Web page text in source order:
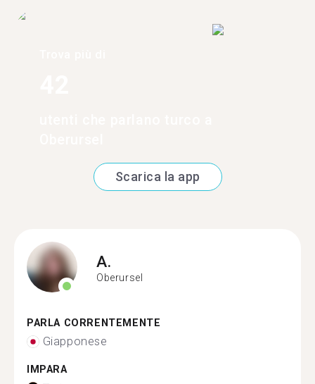
Scarica la app
A.
Oberursel
PARLA CORRENTEMENTE
Giapponese
IMPARA